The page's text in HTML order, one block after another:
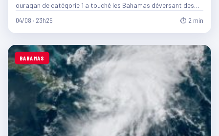
ouragan de catégorie 1 a touché les Bahamas déversant des…
04/08 · 23h25 ⏱ 2 min
BAHAMAS